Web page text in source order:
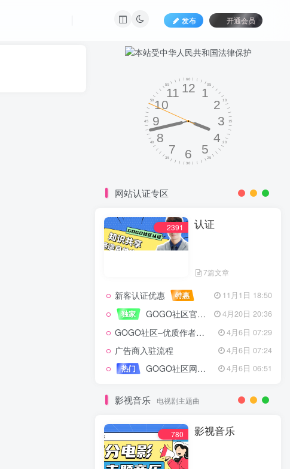
发布 开通会员
网站认证专区
2391 认证
7篇文章
新客认证优惠 特惠
11月1日 18:50
独家
GOGO社区官方成员认证 4月20日 20:36
GOGO社区–优质作者认证 4月6日 07:29
广告商入驻流程
4月6日 07:24
热门
GOGO社区网站搭建(自助服务) 4月6日 06:51
影视音乐 电视剧主题曲
780 影视音乐